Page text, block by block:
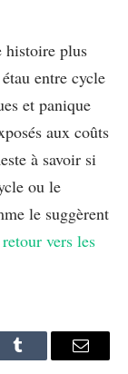
histoire plus
entre cycle
et panique
aux coûts
à savoir si
ou le
le suggèrent
vers les
Tumblr Email